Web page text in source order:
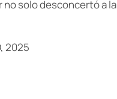
solo desconcertó a
2025